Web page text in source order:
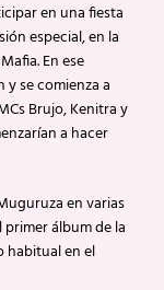
en una fiesta
especial, en la
En ese
se comienza a
Brujo, Kenitra y
a hacer
en varias
álbum de la
habitual en el